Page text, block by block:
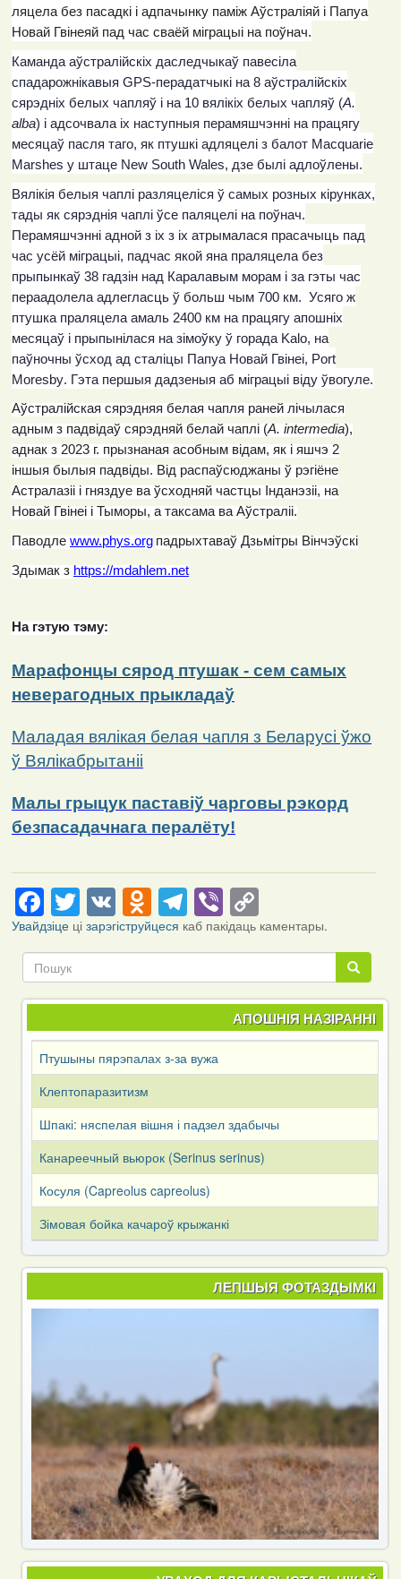
ляцела без пасадкі і адпачынку паміж Аўстраліяй і Папуа
Новай Гвінеяй пад час сваёй міграцыі на поўнач.
Каманда аўстралійскіх даследчыкаў павесіла
спадарожнікавыя GPS-перадатчыкі на 8 аўстралійскіх
сярэдніх белых чапляў і на 10 вялікіх белых чапляў (A.
alba) і адсочвала іх наступныя перамяшчэнні на працягу
месяцаў пасля таго, як птушкі адляцелі з балот Macquarie
Marshes у штаце New South Wales, дзе былі адлоўлены.
Вялікія белыя чаплі разляцеліся ў самых розных кірунках,
тады як сярэднія чаплі ўсе паляцелі на поўнач.
Перамяшчэнні адной з іх з іх атрымалася прасачыць пад
час усёй міграцыі, падчас якой яна праляцела без
прыпынкаў 38 гадзін над Каралавым морам і за гэты час
пераадолела адлегласць ў больш чым 700 км. Усяго ж
птушка праляцела амаль 2400 км на працягу апошніх
месяцаў і прыпынілася на зімоўку ў горада Kalo, на
паўночны ўсход ад сталіцы Папуа Новай Гвінеі, Port
Moresby. Гэта першыя дадзеныя аб міграцыі віду ўвогуле.
Аўстралійская сярэдняя белая чапля раней лічылася
адным з падвідаў сярэдняй белай чаплі (A. intermedia),
аднак з 2023 г. прызнаная асобным відам, як і яшчэ 2
іншыя былыя падвіды. Від распаўсюджаны ў рэгіёне
Астралазіі і гняздуе ва ўсходняй частцы Інданэзіі, на
Новай Гвінеі і Тыморы, а таксама ва Аўстраліі.
Паводле www.phys.org падрыхтаваў Дзьмітры Вінчэўскі
Здымак з https://mdahlem.net
На гэтую тэму:
Марафонцы сярод птушак - сем самых
неверагодных прыкладаў
Маладая вялікая белая чапля з Беларусі ўжо
ў Вялікабрытаніі
Малы грыцук паставіў чарговы рэкорд
безпасадачнага пералёту!
Facebook
Twitter
VKOdnoklassniki
Telegram
ViberCopy
Link
Увайдзіцеці зарэгіструйцеся каб пакідаць каментары.
Пошук
Пошук
АПОШНІЯ НАЗІРАННІ
Птушыны пярэпалах з-за вужа
Клептопаразитизм
Шпакі: няспелая вішня і падзел здабычы
Канареечный вьюрок (Serinus serinus)
Косуля (Capreоlus capreоlus)
Зімовая бойка качароў крыжанкі
ЛЕПШЫЯ ФОТАЗДЫМКІ